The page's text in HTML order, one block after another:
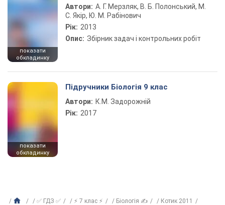
показати
обкладинку
Автори: А. Г. Мерзляк, В. Б. Полонський, М.
С. Якір, Ю. М. Рабінович
Рік: 2013
Опис: Збірник задач і контрольних робіт
показати
обкладинку
Підручники Біологія 9 клас
Автори: К.М. Задорожній
Рік: 2017
✅ ГДЗ ✅ ⚡ 7 клас ⚡ Біологія ✍
Котик 2011